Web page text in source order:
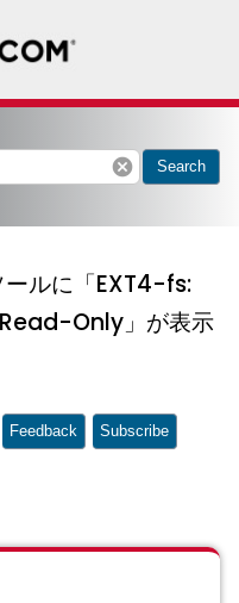
cancel Search
ルに「EXT4-fs:
Only」が表示
Feedback Subscribe